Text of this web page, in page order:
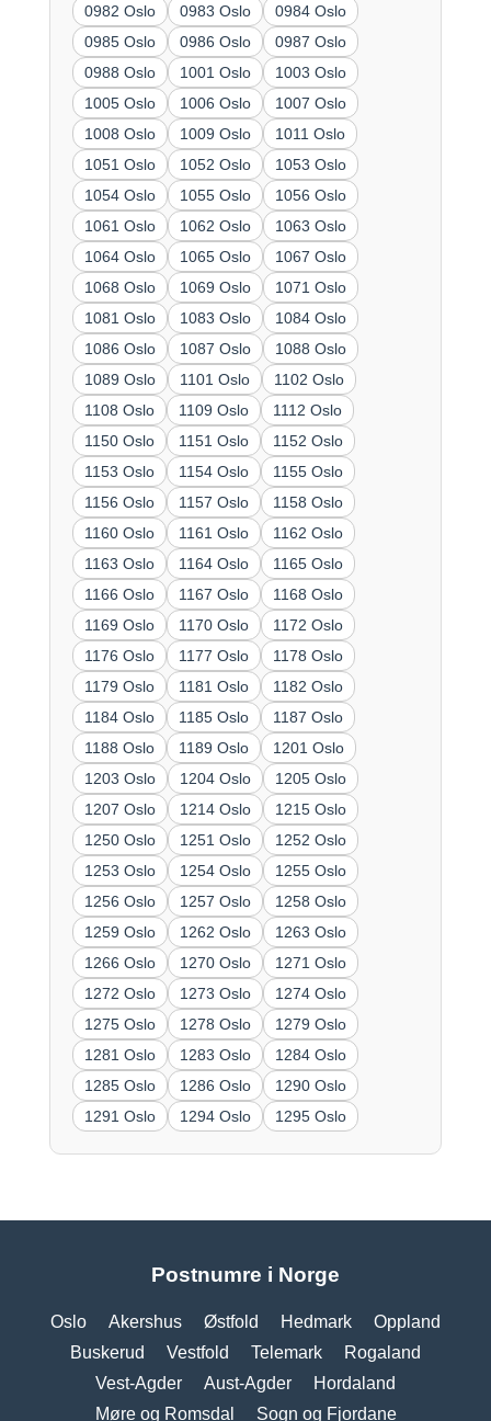
0982 Oslo
0983 Oslo
0984 Oslo
0985 Oslo
0986 Oslo
0987 Oslo
0988 Oslo
1001 Oslo
1003 Oslo
1005 Oslo
1006 Oslo
1007 Oslo
1008 Oslo
1009 Oslo
1011 Oslo
1051 Oslo
1052 Oslo
1053 Oslo
1054 Oslo
1055 Oslo
1056 Oslo
1061 Oslo
1062 Oslo
1063 Oslo
1064 Oslo
1065 Oslo
1067 Oslo
1068 Oslo
1069 Oslo
1071 Oslo
1081 Oslo
1083 Oslo
1084 Oslo
1086 Oslo
1087 Oslo
1088 Oslo
1089 Oslo
1101 Oslo
1102 Oslo
1108 Oslo
1109 Oslo
1112 Oslo
1150 Oslo
1151 Oslo
1152 Oslo
1153 Oslo
1154 Oslo
1155 Oslo
1156 Oslo
1157 Oslo
1158 Oslo
1160 Oslo
1161 Oslo
1162 Oslo
1163 Oslo
1164 Oslo
1165 Oslo
1166 Oslo
1167 Oslo
1168 Oslo
1169 Oslo
1170 Oslo
1172 Oslo
1176 Oslo
1177 Oslo
1178 Oslo
1179 Oslo
1181 Oslo
1182 Oslo
1184 Oslo
1185 Oslo
1187 Oslo
1188 Oslo
1189 Oslo
1201 Oslo
1203 Oslo
1204 Oslo
1205 Oslo
1207 Oslo
1214 Oslo
1215 Oslo
1250 Oslo
1251 Oslo
1252 Oslo
1253 Oslo
1254 Oslo
1255 Oslo
1256 Oslo
1257 Oslo
1258 Oslo
1259 Oslo
1262 Oslo
1263 Oslo
1266 Oslo
1270 Oslo
1271 Oslo
1272 Oslo
1273 Oslo
1274 Oslo
1275 Oslo
1278 Oslo
1279 Oslo
1281 Oslo
1283 Oslo
1284 Oslo
1285 Oslo
1286 Oslo
1290 Oslo
1291 Oslo
1294 Oslo 1295 Oslo
Postnumre i Norge
Oslo Akershus Østfold Hedmark
Oppland
Buskerud
Vestfold Telemark
Rogaland
Vest-Agder
Aust-Agder
Hordaland
Møre og Romsdal
Sogn og Fjordane